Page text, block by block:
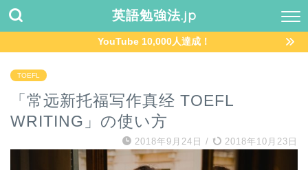
英語勉強法.jp
YouTube 10,000人達成！
TOEFL
「常远新托福写作真经 TOEFL
WRITING」の使い方
2018年9月24日 / 2018年10月23日